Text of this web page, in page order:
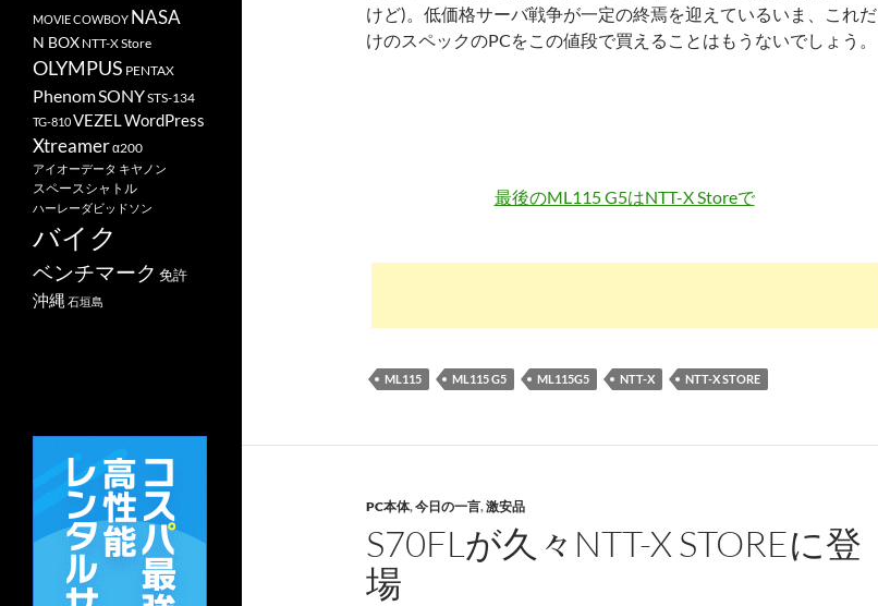
けど)。低価格サーバ戦争が一定の終焉を迎えているいま、これだ
けのスペックのPCをこの値段で買えることはもうないでしょう。
最後のML115 G5はNTT-X Storeで
ML115 ML115 G5 ML115G5 NTT-X NTT-X STORE
PC本体,今日の一言,激安品
S70FLが久々NTT-X STOREに登
場
MOVIE COWBOY NASA
N BOX NTT-X Store
OLYMPUS PENTAX
PhenomSONYSTS-134
TG-810VEZELWordPress
Xtreamerα200
アイオーデータ キヤノン
スペースシャトル
ハーレーダビッドソン
バイク
ベンチマーク 免許
沖縄 石垣島